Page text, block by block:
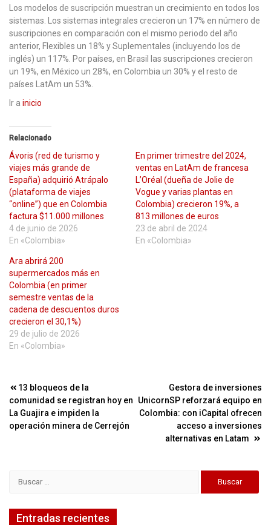
Los modelos de suscripción muestran un crecimiento en todos los
sistemas. Los sistemas integrales crecieron un 17% en número de
suscripciones en comparación con el mismo periodo del año
anterior, Flexibles un 18% y Suplementales (incluyendo los de
inglés) un 117%. Por países, en Brasil las suscripciones crecieron
un 19%, en México un 28%, en Colombia un 30% y el resto de
países LatAm un 53%.
Ir a inicio
Relacionado
Ávoris (red de turismo y
viajes más grande de
España) adquirió Atrápalo
(plataforma de viajes
“online”) que en Colombia
factura $11.000 millones
4 de junio de 2026
En «Colombia»
En primer trimestre del 2024,
ventas en LatAm de francesa
L’Oréal (dueña de Jolie de
Vogue y varias plantas en
Colombia) crecieron 19%, a
813 millones de euros
23 de abril de 2024
En «Colombia»
Ara abrirá 200
supermercados más en
Colombia (en primer
semestre ventas de la
cadena de descuentos duros
crecieron el 30,1%)
29 de julio de 2026
En «Colombia»
Navegación
de
entradas
13 bloqueos de la
comunidad se registran hoy en
La Guajira e impiden la
operación minera de Cerrejón
Gestora de inversiones
UnicornSP reforzará equipo en
Colombia: con iCapital ofrecen
acceso a inversiones
alternativas en Latam
Entradas recientes